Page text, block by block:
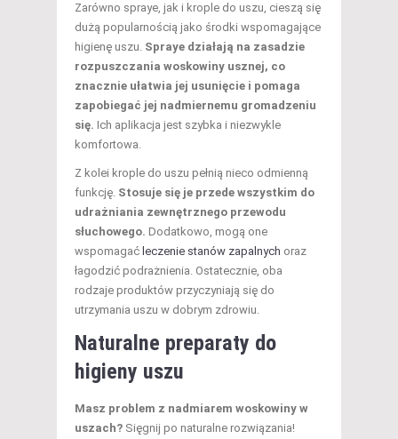
Zarówno spraye, jak i krople do uszu, cieszą się
dużą popularnością jako środki wspomagające
higienę uszu. Spraye działają na zasadzie
rozpuszczania woskowiny usznej, co
znacznie ułatwia jej usunięcie i pomaga
zapobiegać jej nadmiernemu gromadzeniu
się. Ich aplikacja jest szybka i niezwykle
komfortowa.
Z kolei krople do uszu pełnią nieco odmienną
funkcję. Stosuje się je przede wszystkim do
udrażniania zewnętrznego przewodu
słuchowego. Dodatkowo, mogą one
wspomagać leczenie stanów zapalnych oraz
łagodzić podrażnienia. Ostatecznie, oba
rodzaje produktów przyczyniają się do
utrzymania uszu w dobrym zdrowiu.
Naturalne preparaty do
higieny uszu
Masz problem z nadmiarem woskowiny w
uszach? Sięgnij po naturalne rozwiązania!